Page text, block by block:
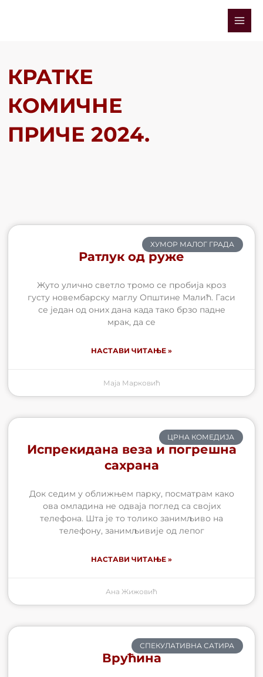
Main
КРАТКЕ
КОМИЧНЕ
ПРИЧЕ 2024.
ХУМОР МАЛОГ ГРАДА
Ратлук од руже
Жуто улично светло тромо се пробија кроз
густу новембарску маглу Општине Малић. Гаси
се један од оних дана када тако брзо падне
мрак, да се
НАСТАВИ ЧИТАЊЕ »
Маја Марковић
ЦРНА КОМЕДИЈА
Испрекидана веза и погрешна
сахрана
Док седим у оближњем парку, посматрам како
ова омладина не одваја поглед са својих
телефона. Шта је то толико занимљиво на
телефону, занимљивије од лепог
НАСТАВИ ЧИТАЊЕ »
Ана Жижовић
СПЕКУЛАТИВНА САТИРА
Врућина